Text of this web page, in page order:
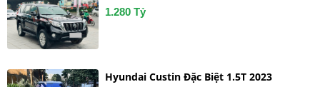
1.280 Tỷ
Hyundai Custin Đặc Biệt 1.5T 2023